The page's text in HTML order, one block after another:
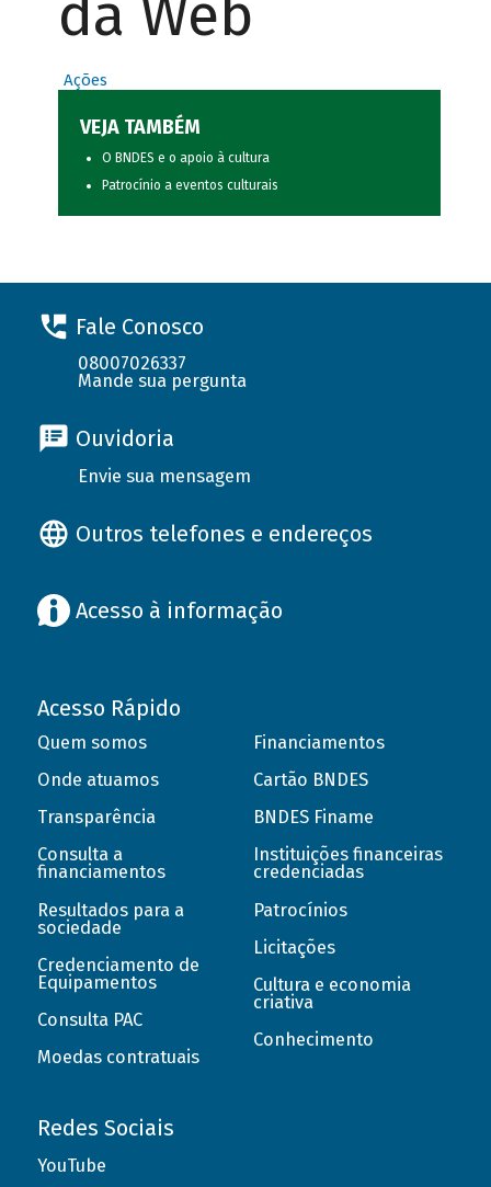
da Web
Ações
VEJA TAMBÉM
O BNDES e o apoio à cultura
Patrocínio a eventos culturais
Fale Conosco
08007026337
Mande sua pergunta
Ouvidoria
Envie sua mensagem
Outros telefones e endereços
Acesso à informação
Acesso Rápido
Quem somos
Onde atuamos
Transparência
Consulta a
financiamentos
Resultados para a
sociedade
Credenciamento de
Equipamentos
Consulta PAC
Moedas contratuais
Financiamentos
Cartão BNDES
BNDES Finame
Instituições financeiras
credenciadas
Patrocínios
Licitações
Cultura e economia
criativa
Conhecimento
Redes Sociais
YouTube